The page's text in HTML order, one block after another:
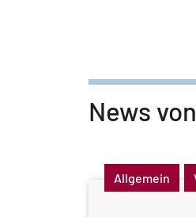
News
Allgemein